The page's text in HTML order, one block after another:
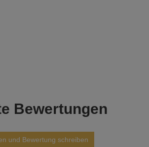
Bewertungen
und Bewertung schreiben